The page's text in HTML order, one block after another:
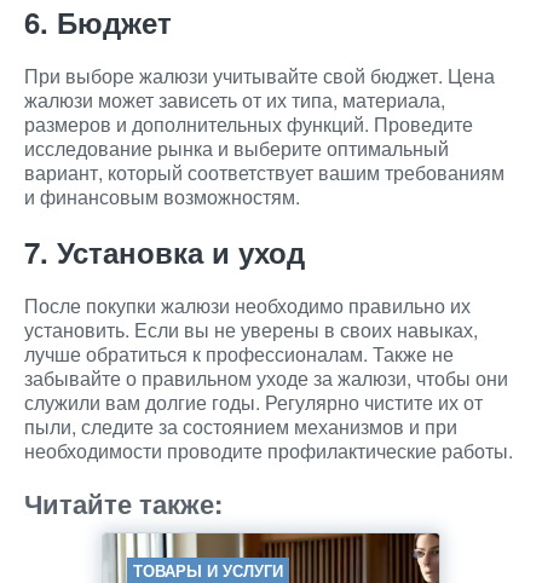
6. Бюджет
При выборе жалюзи учитывайте свой бюджет. Цена
жалюзи может зависеть от их типа, материала,
размеров и дополнительных функций. Проведите
исследование рынка и выберите оптимальный
вариант, который соответствует вашим требованиям
и финансовым возможностям.
7. Установка и уход
После покупки жалюзи необходимо правильно их
установить. Если вы не уверены в своих навыках,
лучше обратиться к профессионалам. Также не
забывайте о правильном уходе за жалюзи, чтобы они
служили вам долгие годы. Регулярно чистите их от
пыли, следите за состоянием механизмов и при
необходимости проводите профилактические работы.
Читайте также:
ТОВАРЫ И УСЛУГИ